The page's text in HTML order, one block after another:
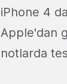
iPhone 4
Apple'dan
notlarda